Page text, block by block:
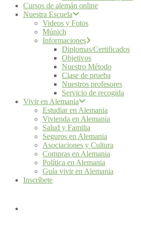
Cursos de alemán online
Nuestra Escuela
Videos y Fotos
Múnich
Informaciones
Diplomas/Certificados
Objetivos
Nuestro Método
Clase de prueba
Nuestros profesores
Servicio de recogida
Vivir en Alemania
Estudiar en Alemania
Vivienda en Alemania
Salud y Familia
Seguros en Alemania
Asociaciones y Cultura
Compras en Alemania
Política en Alemania
Guía vivir en Alemania
Inscríbete